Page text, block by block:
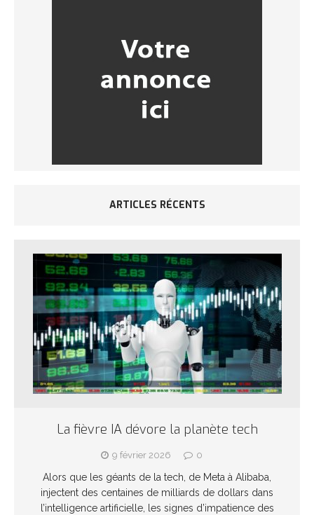
ARTICLES RÉCENTS
La fièvre IA dévore la planète tech
9 février 2026 0
Alors que les géants de la tech, de Meta à Alibaba,
injectent des centaines de milliards de dollars dans
l’intelligence artificielle, les signes d’impatience des